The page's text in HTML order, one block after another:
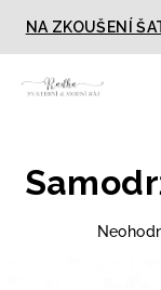
obsah
NA ZKOUŠENÍ